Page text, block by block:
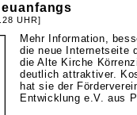
UHR]
Mehr Information,
die neue Internetseite
die Alte Kirche
deutlich attraktiver.
hat sie der
Entwicklung e.V. aus